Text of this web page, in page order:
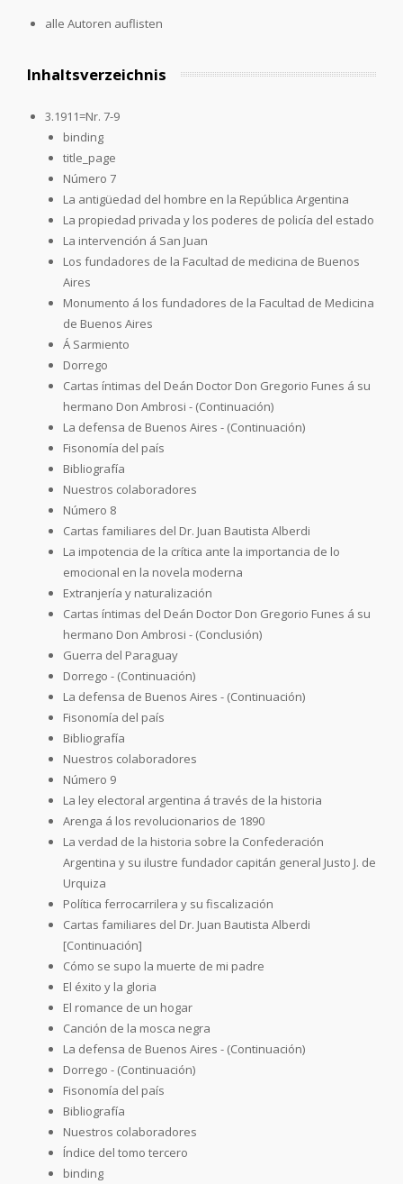
alle Autoren auflisten
Inhaltsverzeichnis
3.1911=Nr. 7-9
binding
title_page
Número 7
La antigüedad del hombre en la República Argentina
La propiedad privada y los poderes de policía del estado
La intervención á San Juan
Los fundadores de la Facultad de medicina de Buenos
Aires
Monumento á los fundadores de la Facultad de Medicina
de Buenos Aires
Á Sarmiento
Dorrego
Cartas íntimas del Deán Doctor Don Gregorio Funes á su
hermano Don Ambrosi - (Continuación)
La defensa de Buenos Aires - (Continuación)
Fisonomía del país
Bibliografía
Nuestros colaboradores
Número 8
Cartas familiares del Dr. Juan Bautista Alberdi
La impotencia de la crítica ante la importancia de lo
emocional en la novela moderna
Extranjería y naturalización
Cartas íntimas del Deán Doctor Don Gregorio Funes á su
hermano Don Ambrosi - (Conclusión)
Guerra del Paraguay
Dorrego - (Continuación)
La defensa de Buenos Aires - (Continuación)
Fisonomía del país
Bibliografía
Nuestros colaboradores
Número 9
La ley electoral argentina á través de la historia
Arenga á los revolucionarios de 1890
La verdad de la historia sobre la Confederación
Argentina y su ilustre fundador capitán general Justo J. de
Urquiza
Política ferrocarrilera y su fiscalización
Cartas familiares del Dr. Juan Bautista Alberdi
[Continuación]
Cómo se supo la muerte de mi padre
El éxito y la gloria
El romance de un hogar
Canción de la mosca negra
La defensa de Buenos Aires - (Continuación)
Dorrego - (Continuación)
Fisonomía del país
Bibliografía
Nuestros colaboradores
Índice del tomo tercero
binding